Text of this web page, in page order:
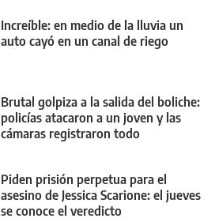
Increíble: en medio de la lluvia un
auto cayó en un canal de riego
Brutal golpiza a la salida del boliche:
policías atacaron a un joven y las
cámaras registraron todo
Piden prisión perpetua para el
asesino de Jessica Scarione: el jueves
se conoce el veredicto